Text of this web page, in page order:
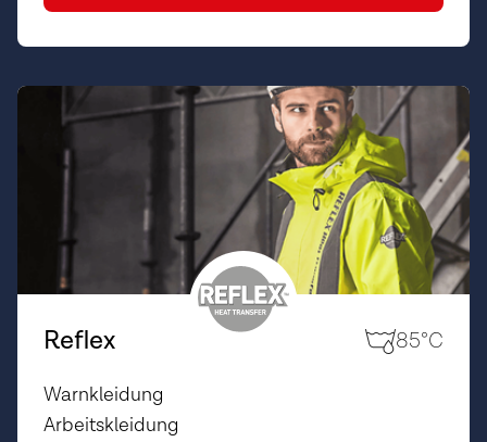
Reflex 85°C
Warnkleidung
Arbeitskleidung